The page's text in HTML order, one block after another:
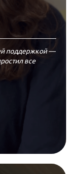
поддержкой —
все